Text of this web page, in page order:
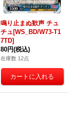
鳴り止まぬ歓声 チュ
チュ[WS_BD/W73-T1
7TD]
80円(税込)
在庫数 12点